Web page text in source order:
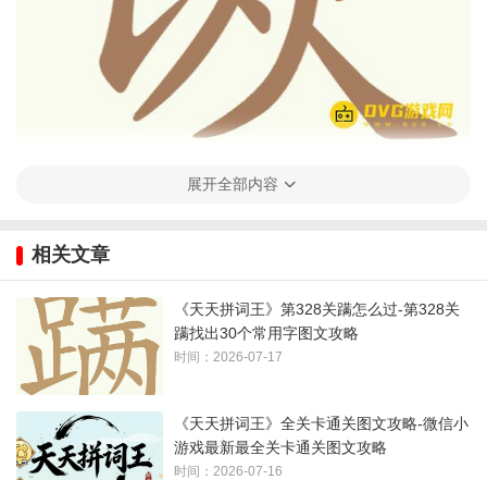
2、最后一个格子为
3、答案如下图所示：
展开全部内容
相关文章
《天天拼词王》第328关蹒怎么过-第328关
蹒找出30个常用字图文攻略
时间：2026-07-17
《天天拼词王》全关卡通关图文攻略-微信小
游戏最新最全关卡通关图文攻略
时间：2026-07-16